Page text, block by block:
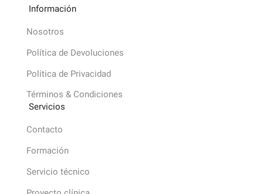
Información
Nosotros
Política de Devoluciones
Política de Privacidad
Términos & Condiciones
Servicios
Contacto
Formación
Servicio técnico